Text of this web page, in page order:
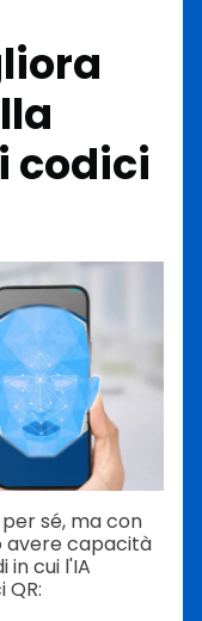
codici
sé, ma con
avere capacità
in cui l'IA